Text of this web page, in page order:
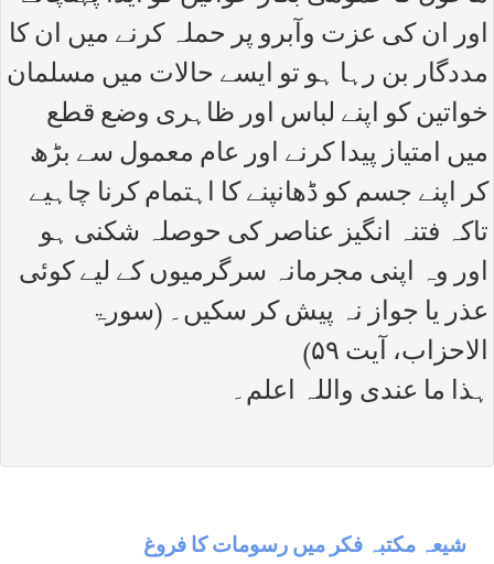
اور ان کی عزت وآبرو پر حملہ کرنے میں ان کا
مددگار بن رہا ہو تو ایسے حالات میں مسلمان
خواتین کو اپنے لباس اور ظاہری وضع قطع
میں امتیاز پیدا کرنے اور عام معمول سے بڑھ
کر اپنے جسم کو ڈھانپنے کا اہتمام کرنا چاہیے
تاکہ فتنہ انگیز عناصر کی حوصلہ شکنی ہو
اور وہ اپنی مجرمانہ سرگرمیوں کے لیے کوئی
عذر یا جواز نہ پیش کر سکیں۔ (سورۃ
الاحزاب، آیت ۵۹)
ہذا ما عندی واللہ اعلم۔
شيعہ مكتبہ فكر ميں رسومات كا فروغ